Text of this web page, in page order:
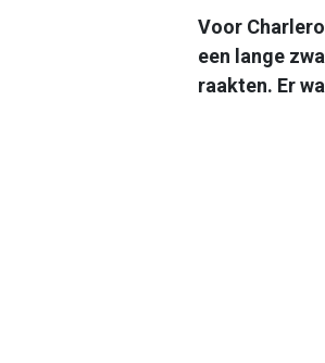
Voor
een lange
raakten. Er